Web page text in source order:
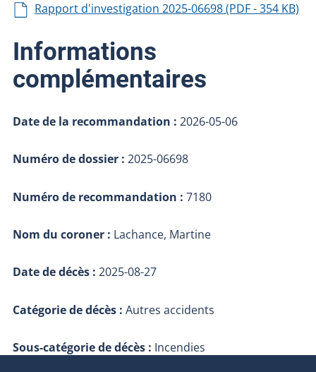
Rapport d'investigation 2025-06698 (PDF - 354 KB)
Informations
complémentaires
Date de la recommandation : 2026-05-06
Numéro de dossier : 2025-06698
Numéro de recommandation : 7180
Nom du coroner : Lachance, Martine
Date de décès : 2025-08-27
Catégorie de décès : Autres accidents
Sous-catégorie de décès : Incendies